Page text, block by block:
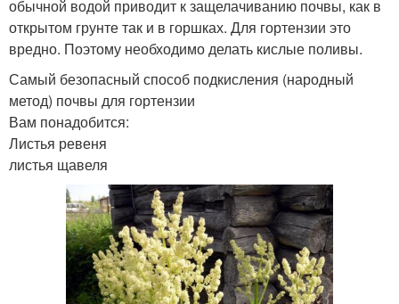
обычной водой приводит к защелачиванию почвы, как в
открытом грунте так и в горшках. Для гортензии это
вредно. Поэтому необходимо делать кислые поливы.
Самый безопасный способ подкисления (народный
метод) почвы для гортензии
Вам понадобится:
Листья ревеня
листья щавеля